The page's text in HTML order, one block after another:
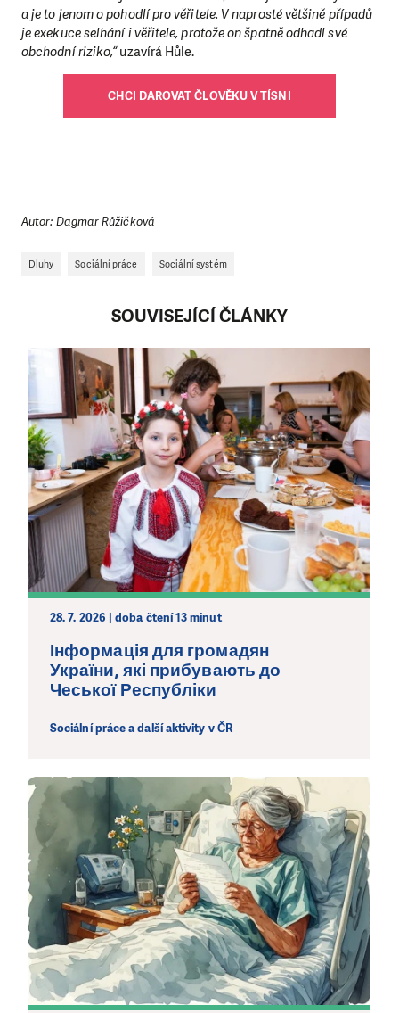
a je to jenom o pohodlí pro věřitele. V naprosté většině případů
je exekuce selhání i věřitele, protože on špatně odhadl své
obchodní riziko,“uzavírá Hůle.
CHCI DAROVAT ČLOVĚKU V TÍSNI
Autor: Dagmar Růžičková
Dluhy Sociální práce Sociální systém
SOUVISEJÍCÍ ČLÁNKY
28. 7. 2026 | doba čtení 13 minut
Інформація для громадян
України, які прибувають до
Чеської Республіки
Sociální práce a další aktivity v ČR
PODPOŘTE NÁS!
bez Vaší podpory. Ať už se nám rozhodnete pomoci
Klubu přátel, Vaše dary nám umožní pomoci vždy tam,
DAROVAT DAROVAT PRAVIDELNĚ